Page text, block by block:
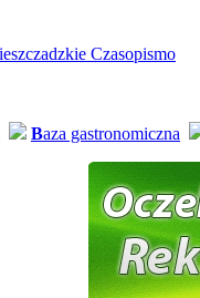
Baza gastronomiczna